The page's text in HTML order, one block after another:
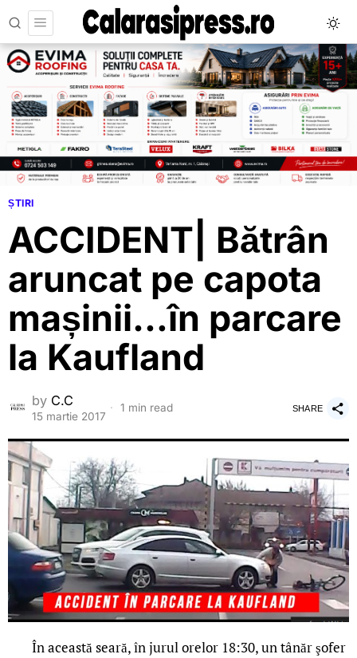
ȘTIRI
ACCIDENT| Bătrân
aruncat pe capota
mașinii…în parcare
la Kaufland
by C.C
15 martie 2017
1 min read SHARE
În această seară, în jurul orelor 18:30, un tânăr şofer